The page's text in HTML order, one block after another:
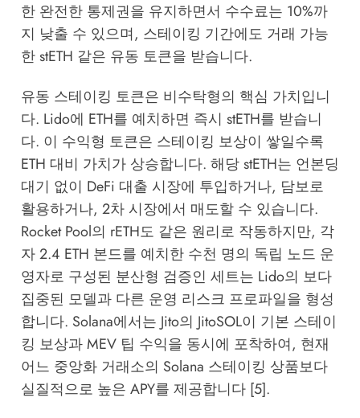
한 완전한 통제권을 유지하면서 수수료는 10%까
지 낮출 수 있으며, 스테이킹 기간에도 거래 가능
한 stETH 같은 유동 토큰을 받습니다.
유동 스테이킹 토큰은 비수탁형의 핵심 가치입니
다. Lido에 ETH를 예치하면 즉시 stETH를 받습니
다. 이 수익형 토큰은 스테이킹 보상이 쌓일수록
ETH 대비 가치가 상승합니다. 해당 stETH는 언본딩
대기 없이 DeFi 대출 시장에 투입하거나, 담보로
활용하거나, 2차 시장에서 매도할 수 있습니다.
Rocket Pool의 rETH도 같은 원리로 작동하지만, 각
자 2.4 ETH 본드를 예치한 수천 명의 독립 노드 운
영자로 구성된 분산형 검증인 세트는 Lido의 보다
집중된 모델과 다른 운영 리스크 프로파일을 형성
합니다. Solana에서는 Jito의 JitoSOL이 기본 스테이
킹 보상과 MEV 팁 수익을 동시에 포착하여, 현재
어느 중앙화 거래소의 Solana 스테이킹 상품보다
실질적으로 높은 APY를 제공합니다 [5].